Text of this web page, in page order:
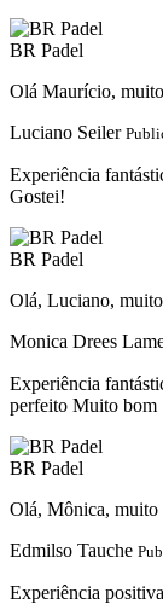
BR Padel
Olá Maurício,
Luciano Seiler
Experiência
Gostei!
BR Padel
Olá, Luciano,
Monica Drees
Experiência
perfeito Muito bom
BR Padel
Olá, Mônica, muito
Edmilso Tauche
Experiência